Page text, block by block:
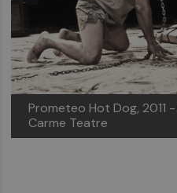
Prometeo Hot Dog, 2011 -
Carme Teatre